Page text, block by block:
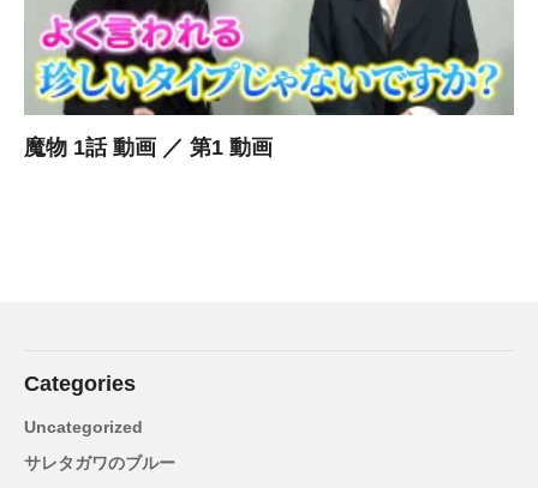
魔物 1話 動画 ／ 第1 動画
Categories
Uncategorized
サレタガワのブルー